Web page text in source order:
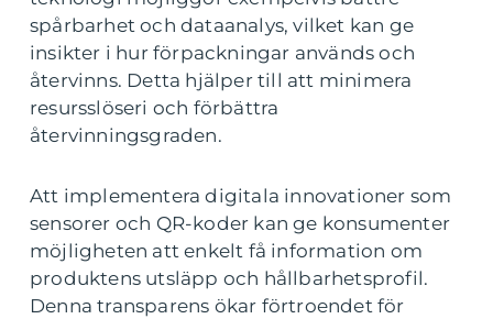
spårbarhet och dataanalys, vilket kan ge
insikter i hur förpackningar används och
återvinns. Detta hjälper till att minimera
resursslöseri och förbättra
återvinningsgraden.
Att implementera digitala innovationer som
sensorer och QR-koder kan ge konsumenter
möjligheten att enkelt få information om
produktens utsläpp och hållbarhetsprofil.
Denna transparens ökar förtroendet för